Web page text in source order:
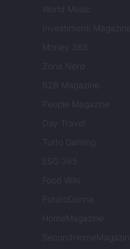
World Music
Investimenti Magazine
Money 365
Zona Nerd
B2B Magazine
People Magazine
Day Travel
Tutto Gaming
ESG 365
Food Wiki
FuturoDonna
HomeMagazine
SecondHomeMagazine